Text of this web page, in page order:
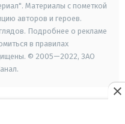
Материалы с пометкой
авторов и героев.
Подробнее о рекламе
в правилах
© 2005—2022, ЗАО